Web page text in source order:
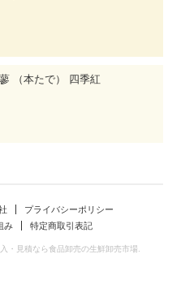
（本たで） 四季紅
プライバシーポリシー
み
特定商取引表記
見積なら食品卸売の生鮮卸売市場.